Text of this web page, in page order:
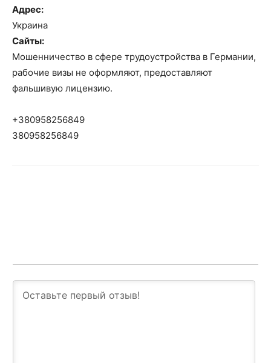
Адрес:
Украина
Сайты:
Мошенничество в сфере трудоустройства в Германии,
рабочие визы не оформляют, предоставляют
фальшивую лицензию.
+380958256849
380958256849